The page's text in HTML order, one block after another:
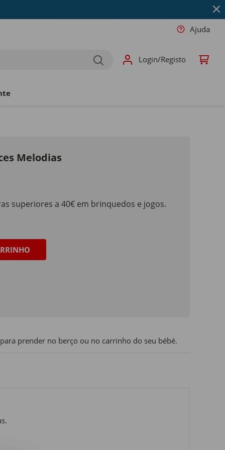
Ajuda
Login/Registo
Melodias
superiores a 40€ em brinquedos e jogos.
prender no berço ou no carrinho do seu bébé.